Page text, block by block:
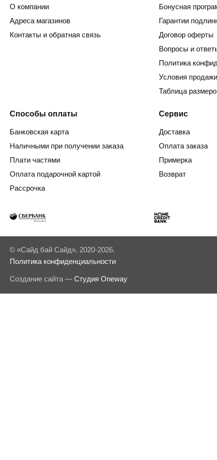
О компании
Адреса магазинов
Контакты и обратная связь
Бонусная
Гарантии
Договор оферты
Вопросы и
Политика
Условия продажи
Таблица
Способы оплаты
Банковская карта
Наличными при получении заказа
Плати частями
Оплата подарочной картой
Рассрочка
Сервис
Доставка
Оплата заказа
Примерка
Возврат
© «Сайд бай Сайд», 2020-2026.
Политика конфиденциальности
Создание сайта — Студия Oneway